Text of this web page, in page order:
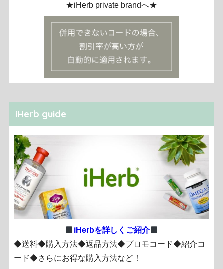
★iHerb private brandへ★
iHerb guide
iHerbを詳しくご紹介
◆送料◆購入方法◆返品方法◆プロモコード◆紹介コ
ード◆さらにお得な購入方法など！